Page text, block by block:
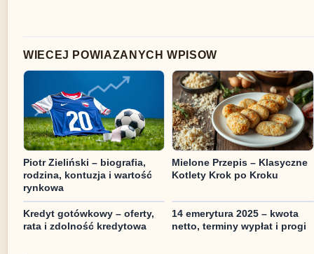
WIECEJ POWIAZANYCH WPISOW
Piotr Zieliński – biografia,
rodzina, kontuzja i wartość
rynkowa
Mielone Przepis – Klasyczne
Kotlety Krok po Kroku
Kredyt gotówkowy – oferty,
rata i zdolność kredytowa
14 emerytura 2025 – kwota
netto, terminy wypłat i progi